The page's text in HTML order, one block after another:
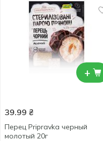
+
39.99 ₴
Перец Pripravka черный
молотый 20г